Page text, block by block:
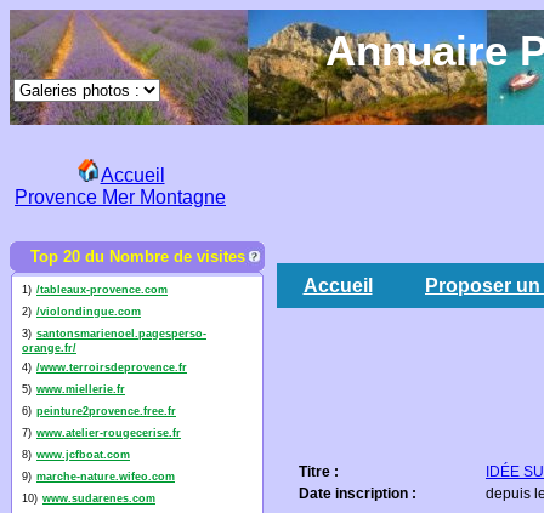
Annuaire
Accueil
Provence Mer Montagne
Top 20 du Nombre de visites
1) /tableaux-provence.com
2) /violondingue.com
3) santonsmarienoel.pagesperso-
orange.fr/
4) /www.terroirsdeprovence.fr
5) www.miellerie.fr
6) peinture2provence.free.fr
7) www.atelier-rougecerise.fr
8) www.jcfboat.com
9) marche-nature.wifeo.com
10) www.sudarenes.com
Accueil Proposer
Titre :
IDÉE
Date inscription :
depuis